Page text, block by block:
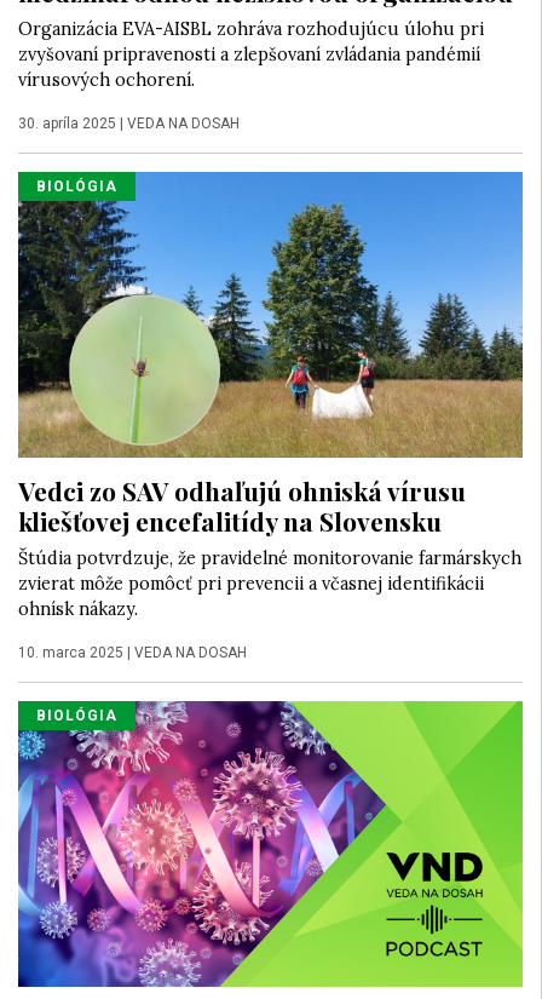
Organizácia EVA-AISBL zohráva rozhodujúcu úlohu pri
zvyšovaní pripravenosti a zlepšovaní zvládania pandémií
vírusových ochorení.
30. apríla 2025 | VEDA NA DOSAH
BIOLÓGIA
Vedci zo SAV odhaľujú ohniská vírusu
kliešťovej encefalitídy na Slovensku
Štúdia potvrdzuje, že pravidelné monitorovanie farmárskych
zvierat môže pomôcť pri prevencii a včasnej identifikácii
ohnísk nákazy.
10. marca 2025 | VEDA NA DOSAH
BIOLÓGIA